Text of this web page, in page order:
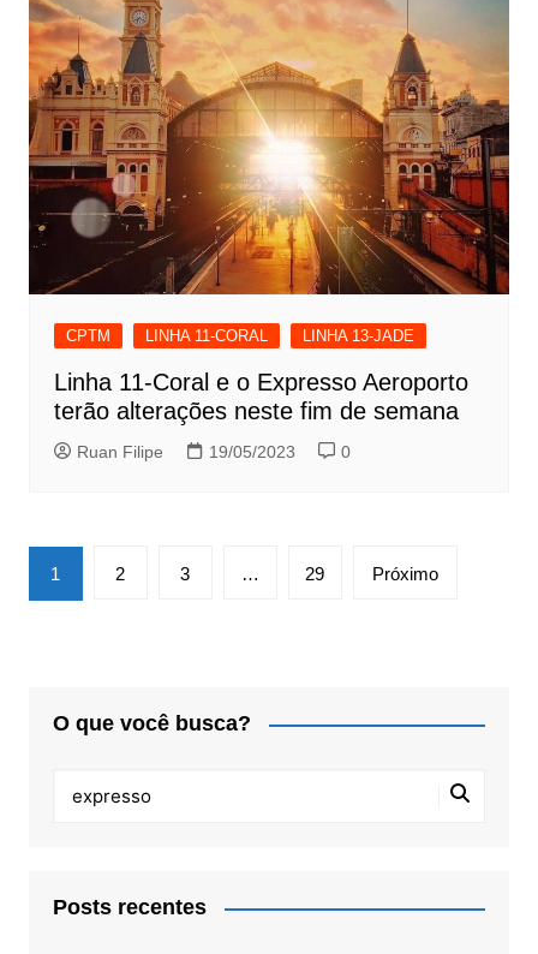
CPTM LINHA 11-CORAL LINHA 13-JADE
Linha 11-Coral e o Expresso Aeroporto
terão alterações neste fim de semana
Ruan Filipe 19/05/2023 0
Paginação
de
1 2 3 … 29 Próximo
O que você busca?
Posts recentes